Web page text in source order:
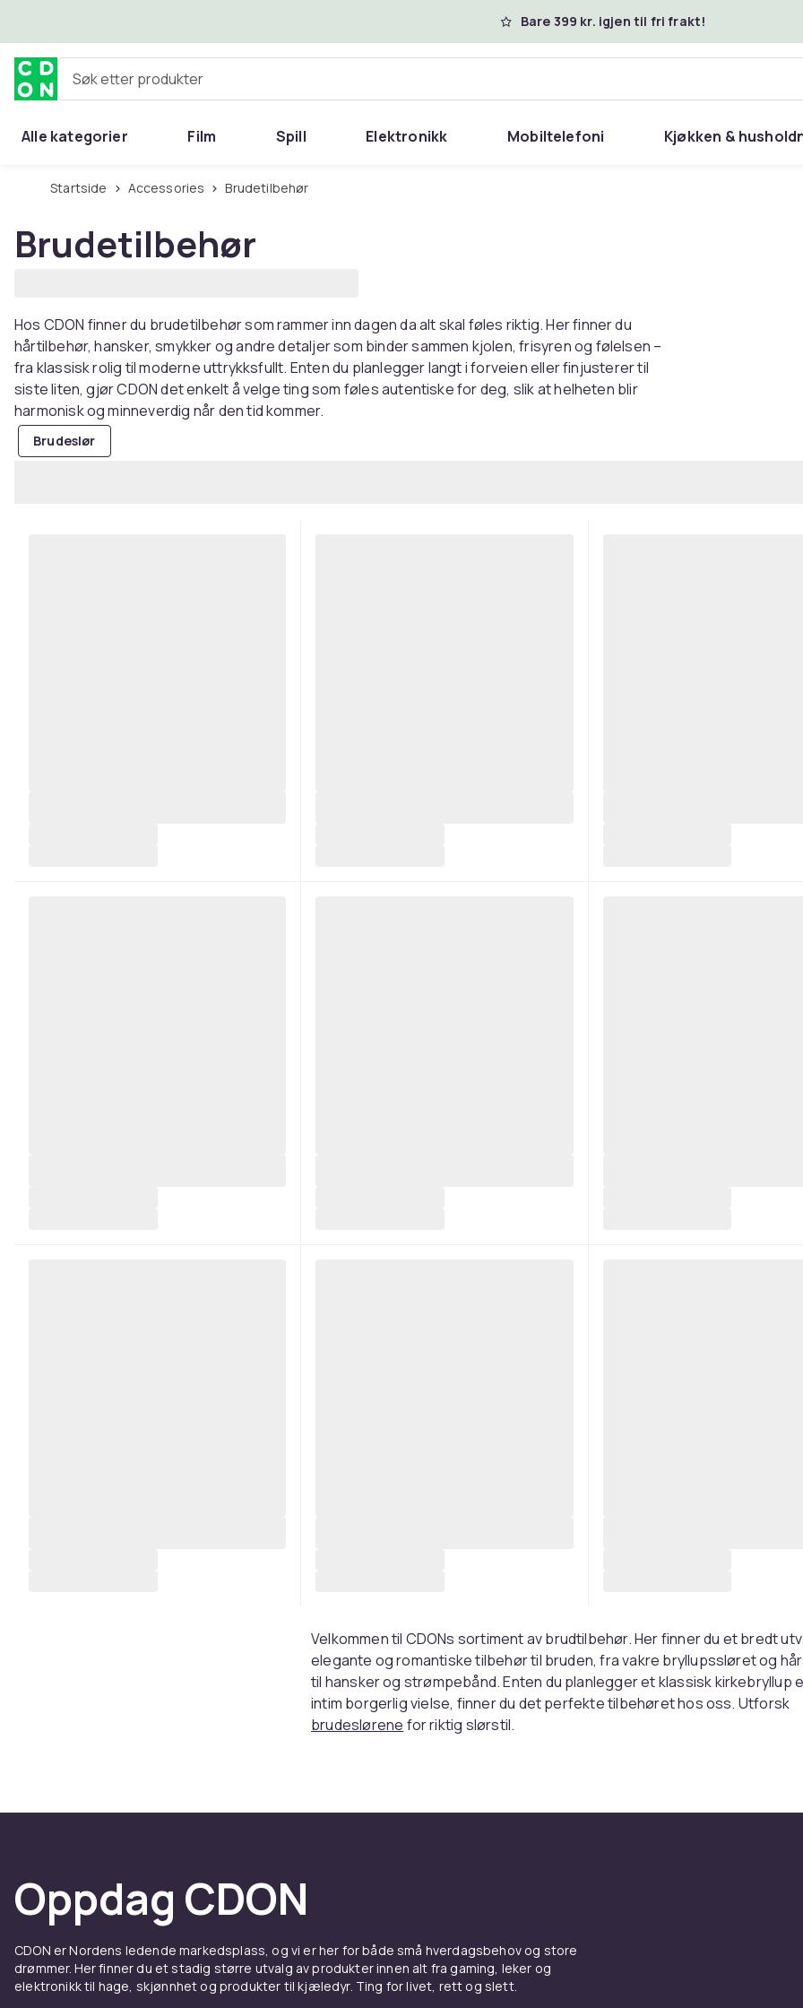
Bare 399 kr. igjen til fri frakt!
Søk etter produkter
Alle kategorier Film Spill Elektronikk Mobiltelefoni Kjøkken &
Startside Accessories Brudetilbehør
Brudetilbehør
Hos CDON finner du brudetilbehør som rammer inn dagen da alt skal føles riktig. Her finner du
hårtilbehør, hansker, smykker og andre detaljer som binder sammen kjolen, frisyren og følelsen –
fra klassisk rolig til moderne uttrykksfullt. Enten du planlegger langt i forveien eller finjusterer til
siste liten, gjør CDON det enkelt å velge ting som føles autentiske for deg, slik at helheten blir
harmonisk og minneverdig når den tid kommer.
Brudeslør
Velkommen til CDONs sortiment av brudtilbehør. Her finner du et bredt
elegante og romantiske tilbehør til bruden, fra vakre bryllupssløret og
til hansker og strømpebånd. Enten du planlegger et klassisk kirkebryllup
intim borgerlig vielse, finner du det perfekte tilbehøret hos oss. Utforsk
brudeslørene for riktig slørstil.
Brudtilbehøret er de siste detaljene som fullfører bryllupsoutfittet og
Strømpebånd er en elsket bryllupstradisjon knyttet til 'something old,
new, something borrowed, something blue'. Brukerbukettet er ikke bare
dekorasjon, men et sterkt moteuttrykk. Hos CDON finner du alt du trenger
Oppdag CDON
CDON er Nordens ledende markedsplass, og vi er her for både små hverdagsbehov og store
drømmer. Her finner du et stadig større utvalg av produkter innen alt fra gaming, leker og
elektronikk til hage, skjønnhet og produkter til kjæledyr. Ting for livet, rett og slett.